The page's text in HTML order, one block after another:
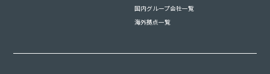
国内グループ会社一覧
海外拠点一覧